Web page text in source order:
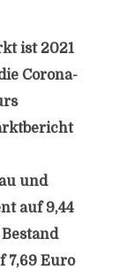
ist 2021
Corona-
und
auf 9,44
7,69 Euro